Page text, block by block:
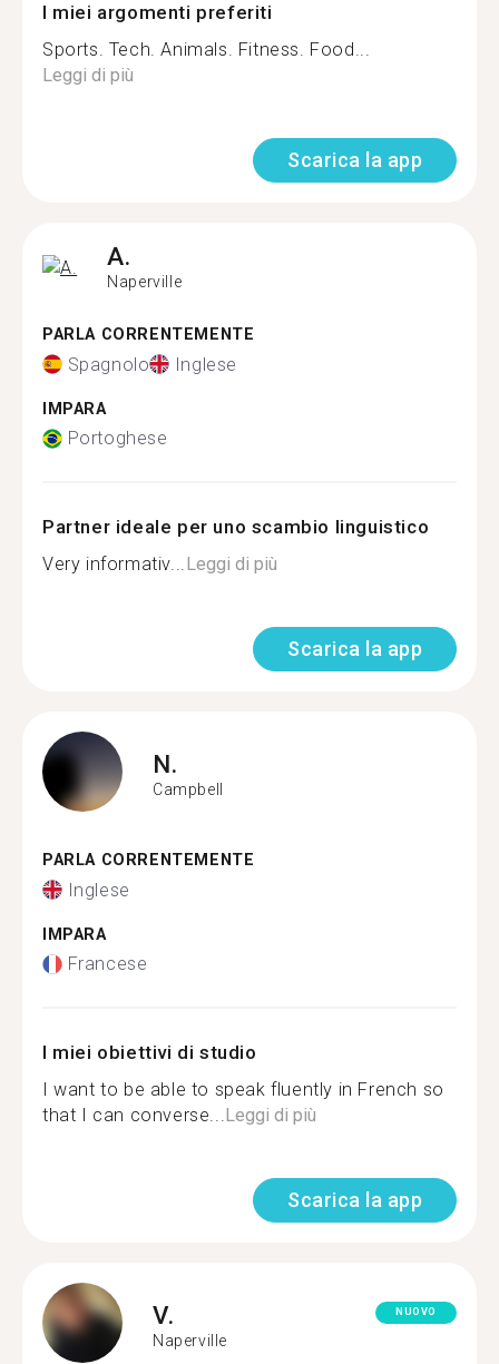
I miei argomenti preferiti
Sports. Tech. Animals. Fitness. Food...
Leggi di più
Scarica la app
A.
Naperville
PARLA CORRENTEMENTE
Spagnolo Inglese
IMPARA
Portoghese
Partner ideale per uno scambio linguistico
Very informativ...Leggi di più
Scarica la app
N.
Campbell
PARLA CORRENTEMENTE
Inglese
IMPARA
Francese
I miei obiettivi di studio
I want to be able to speak fluently in French so
that I can converse...Leggi di più
Scarica la app
V.
Naperville
NUOVO